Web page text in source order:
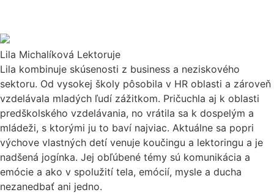
Lila Michalíková Lektoruje
Lila kombinuje skúsenosti z business a neziskového
sektoru. Od vysokej školy pôsobila v HR oblasti a zároveň
vzdelávala mladých ľudí zážitkom. Pričuchla aj k oblasti
predškolského vzdelávania, no vrátila sa k dospelým a
mládeži, s ktorými ju to baví najviac. Aktuálne sa popri
výchove vlastných detí venuje koučingu a lektoringu a je
nadšená jogínka. Jej obľúbené témy sú komunikácia a
emócie a ako v spolužití tela, emócií, mysle a ducha
nezanedbať ani jedno.